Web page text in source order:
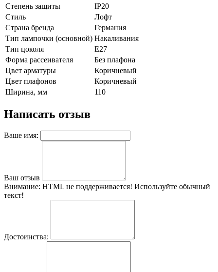
Степень защиты
IP20
Стиль
Лофт
Страна бренда
Германия
Тип лампочки (основной) Накаливания
Тип цоколя
E27
Форма рассеивателя
Без плафона
Цвет арматуры
Коричневый
Цвет плафонов
Коричневый
Ширина, мм
110
Написать отзыв
Ваше имя:
Ваш отзыв
Внимание: HTML не поддерживается! Используйте обычный
текст!
Достоинства: